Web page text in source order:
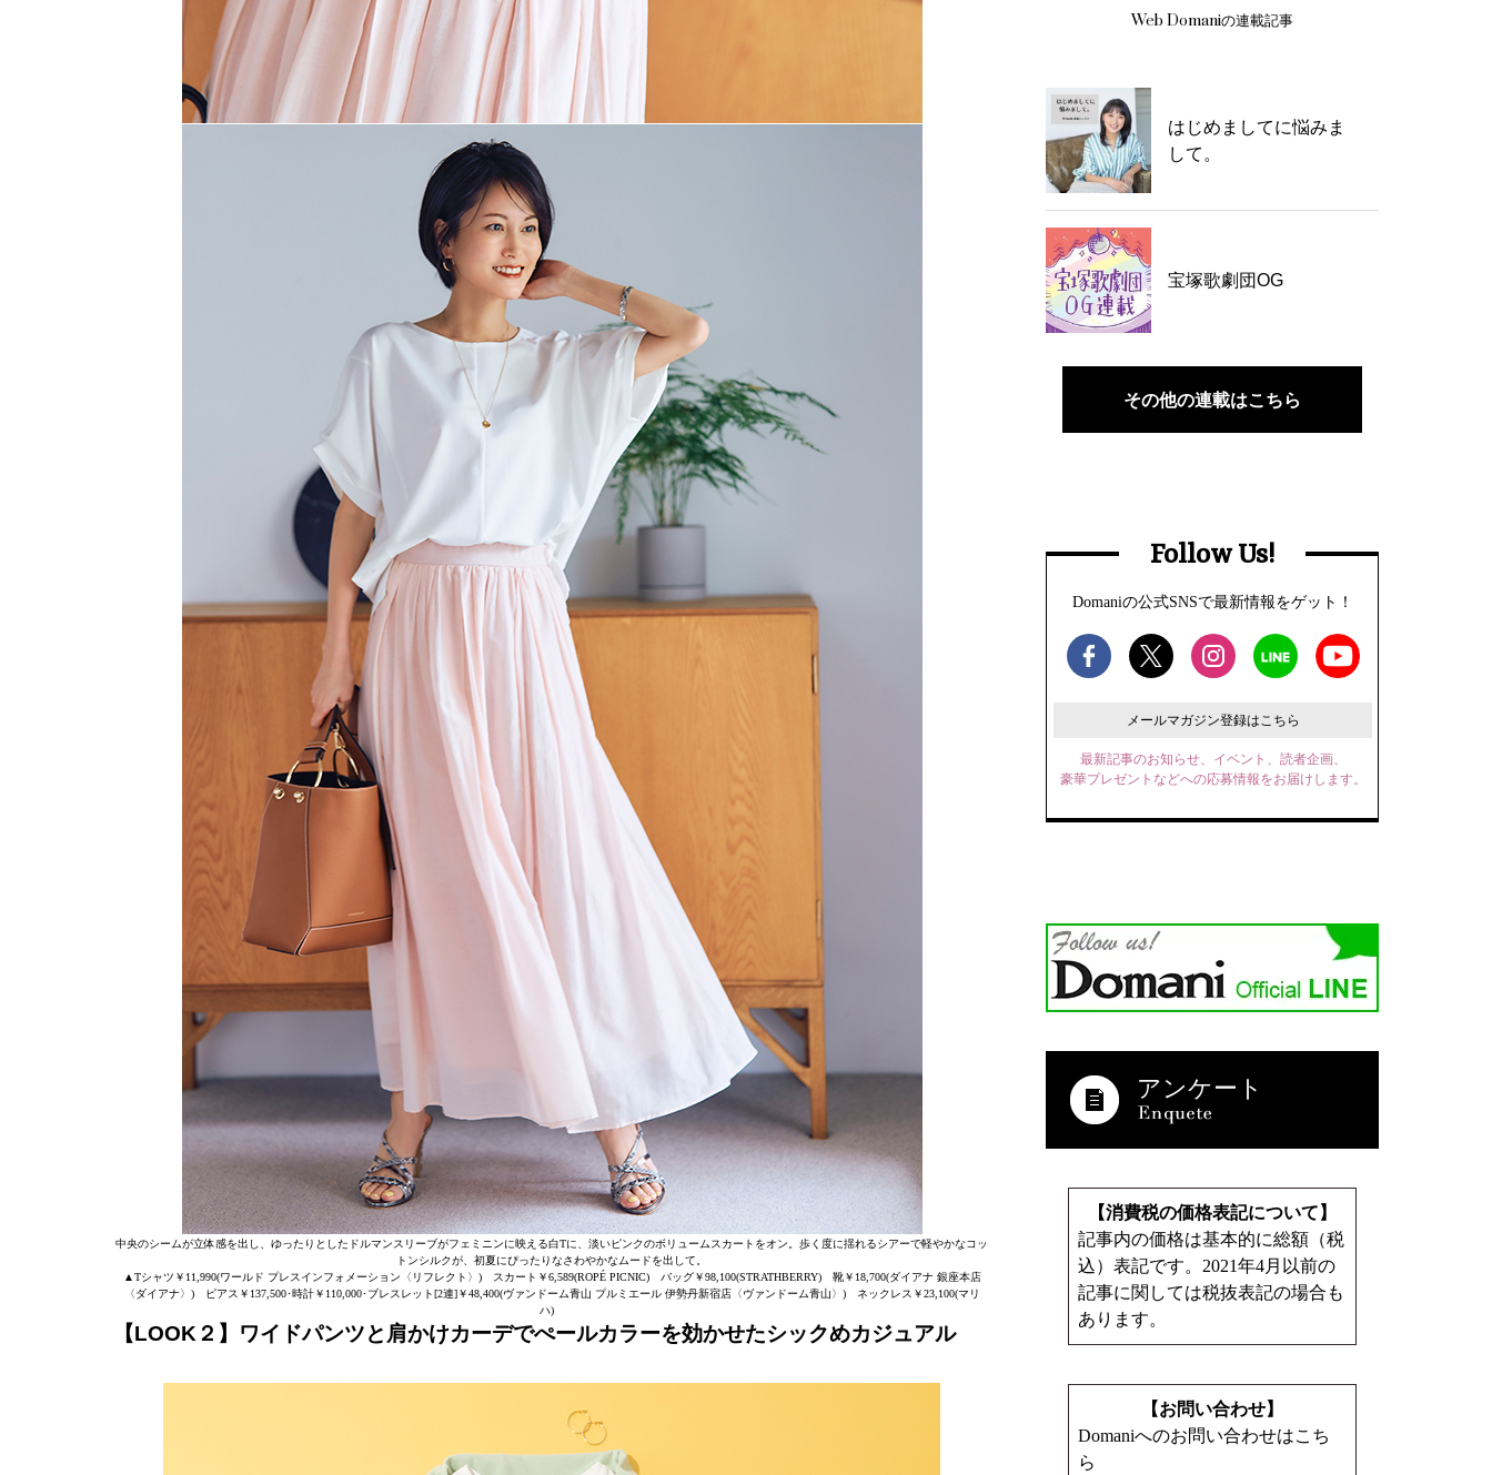
中央のシームが立体感を出し、ゆったりとしたドルマンスリーブがフェミニンに映える白Tに、淡いピンクのボリュームスカートをオン。歩く度に揺れるシアーで軽やかなコッ
トンシルクが、初夏にぴったりなさわやかなムードを出して。
▲Tシャツ￥11,990(ワールド プレスインフォメーション〈リフレクト〉) スカート￥6,589(ROPÉ PICNIC) バッグ￥98,100(STRATHBERRY) 靴￥18,700(ダイアナ 銀座本店
〈ダイアナ〉) ピアス￥137,500･時計￥110,000･ブレスレット[2連]￥48,400(ヴァンドーム青山 プルミエール 伊勢丹新宿店〈ヴァンドーム青山〉) ネックレス￥23,100(マリ
ハ)
【LOOK２】ワイドパンツと肩かけカーデでぺールカラーを効かせたシックめカジュアル
Web Domaniの連載記事
はじめましてに悩みま
して。
宝塚歌劇団OG
その他の連載はこちら
Follow Us!
Domaniの公式SNSで最新情報をゲット！
メールマガジン登録はこちら
最新記事のお知らせ、イベント、読者企画、
豪華プレゼントなどへの応募情報をお届けします。
アンケート
【消費税の価格表記について】
記事内の価格は基本的に総額（税
込）表記です。2021年4月以前の
記事に関しては税抜表記の場合も
あります。
【お問い合わせ】
Domaniへのお問い合わせはこち
ら